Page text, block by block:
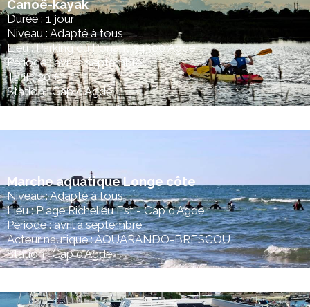
Canoë-kayak
Durée : 1 jour
Niveau : Adapté à tous
Lieu : Parking du Ponant 34300 Agde
Période : avril à septembre
Tarif : 20 €
Station : Cap d'Agde
Marche aquatique Longe côte
Niveau : Adapté à tous
Lieu : Plage Richelieu Est - Cap d'Agde
Période : avril à septembre
Acteur nautique : AQUARANDO-BRESCOU
Station : Cap d'Agde